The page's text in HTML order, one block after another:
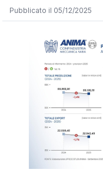
Pubblicato il 05/12/2025